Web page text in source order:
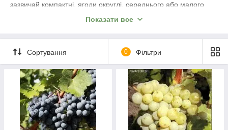
зазвичай компактні, ягоди округлі, середнього або малого
стабільною врожайністю та добре адаптуються до різних
Показати все
Сортування 0 Фільтри